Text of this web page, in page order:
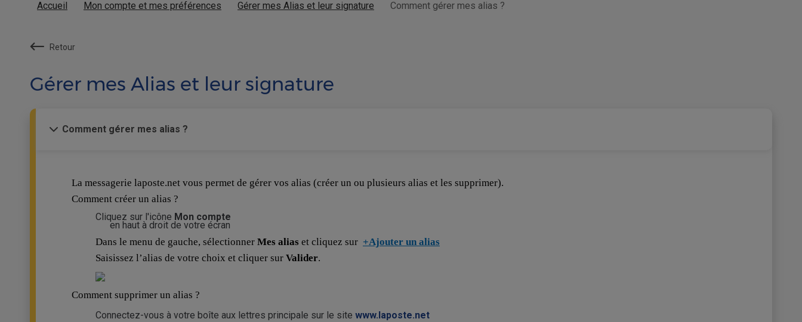
Accueil Mon compte et mes préférences Gérer mes Alias et leur signature Comment gérer mes alias ?
Retour
Gérer mes Alias et leur signature
Comment gérer mes alias ?
La messagerie laposte.net vous permet de gérer vos alias (créer un ou plusieurs alias et les supprimer).
Comment créer un alias ?
Cliquez sur l'icône Mon compte
en haut à droit de votre écran
Dans le menu de gauche, sélectionner Mes alias et cliquez sur +Ajouter un alias
Saisissez l’alias de votre choix et cliquer sur Valider.
Comment supprimer un alias ?
Connectez-vous à votre boîte aux lettres principale sur le site www.laposte.net